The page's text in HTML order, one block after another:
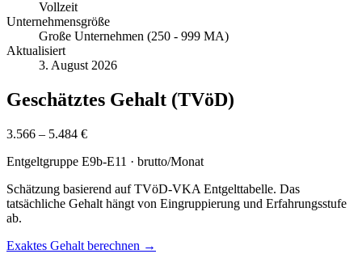
Vollzeit
Unternehmensgröße
Große Unternehmen (250 - 999 MA)
Aktualisiert
3. August 2026
Geschätztes Gehalt (TVöD)
3.566 – 5.484 €
Entgeltgruppe E9b-E11 · brutto/Monat
Schätzung basierend auf TVöD-VKA Entgelttabelle. Das
tatsächliche Gehalt hängt von Eingruppierung und Erfahrungsstufe
ab.
Exaktes Gehalt berechnen →